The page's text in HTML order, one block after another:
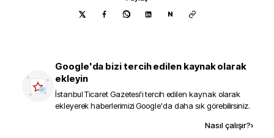
N
Google'da bizi tercih edilen kaynak olarak
ekleyin
İstanbul Ticaret Gazetesi'i tercih edilen kaynak olarak
ekleyerek haberlerimizi Google'da daha sık görebilirsiniz.
Nasıl çalışır?›